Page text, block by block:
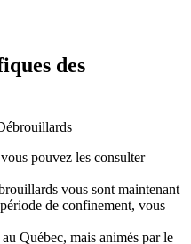
des
pouvez les consulter
vous sont maintenant
de confinement, vous
Québec, mais animés par le